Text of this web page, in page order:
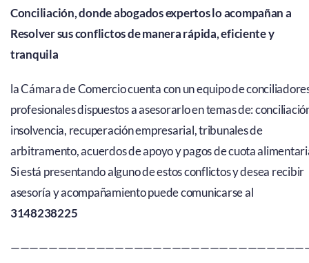
Conciliación, donde abogados expertos lo acompañan a
Resolver sus conflictos de manera rápida, eficiente y
tranquila
la Cámara de Comercio cuenta con un equipo de
profesionales dispuestos a asesorarlo en temas de:
insolvencia, recuperación empresarial, tribunales de
arbitramento, acuerdos de apoyo y pagos de cuota
Si está presentando alguno de estos conflictos y desea recibir
asesoría y acompañamiento puede comunicarse al
3148238225